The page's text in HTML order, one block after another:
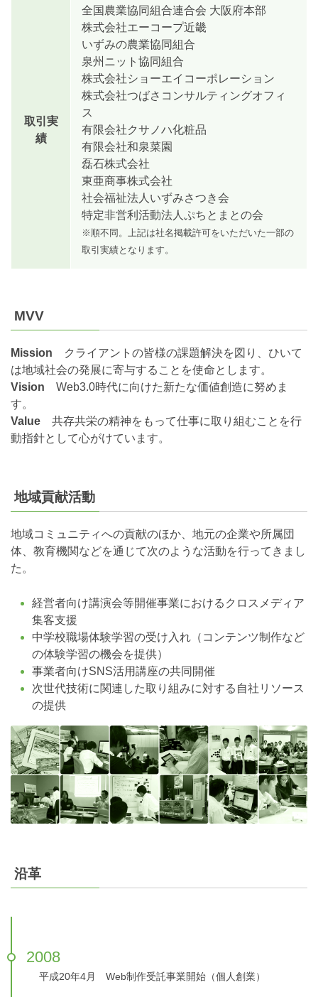
取引実
績
全国農業協同組合連合会 大阪府本部
株式会社エーコープ近畿
いずみの農業協同組合
泉州ニット協同組合
株式会社ショーエイコーポレーション
株式会社つばさコンサルティングオフィ
ス
有限会社クサノハ化粧品
有限会社和泉菜園
磊石株式会社
東亜商事株式会社
社会福祉法人いずみさつき会
特定非営利活動法人ぷちとまとの会
※順不同。上記は社名掲載許可をいただいた一部の
取引実績となります。
MVV
Mission クライアントの皆様の課題解決を図り、ひいて
は地域社会の発展に寄与することを使命とします。
Vision Web3.0時代に向けた新たな価値創造に努めま
す。
Value 共存共栄の精神をもって仕事に取り組むことを行
動指針として心がけています。
地域貢献活動
地域コミュニティへの貢献のほか、地元の企業や所属団
体、教育機関などを通じて次のような活動を行ってきまし
た。
経営者向け講演会等開催事業におけるクロスメディア
集客支援
中学校職場体験学習の受け入れ（コンテンツ制作など
の体験学習の機会を提供）
事業者向けSNS活用講座の共同開催
次世代技術に関連した取り組みに対する自社リソース
の提供
沿革
2008
平成20年4月 Web制作受託事業開始（個人創業）